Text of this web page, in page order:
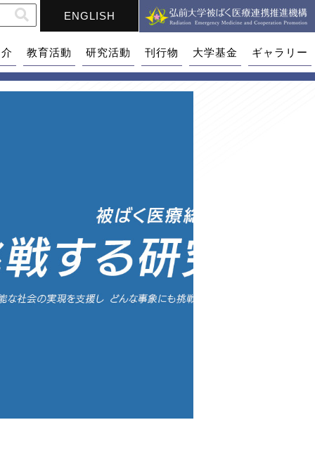
ENGLISH
教育活動 研究活動 刊行物 大学基金 ギャラリー